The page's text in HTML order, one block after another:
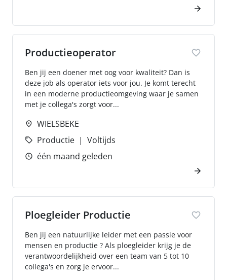
Productieoperator
Ben jij een doener met oog voor kwaliteit? Dan is
deze job als operator iets voor jou. Je komt terecht
in een moderne productieomgeving waar je samen
met je collega's zorgt voor...
WIELSBEKE
Productie
Voltijds
één maand geleden
Ploegleider Productie
Ben jij een natuurlijke leider met een passie voor
mensen en productie ? Als ploegleider krijg je de
verantwoordelijkheid over een team van 5 tot 10
collega's en zorg je ervoor...